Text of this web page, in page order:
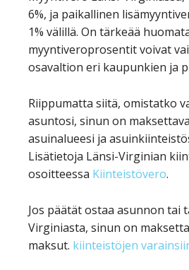
6%, ja paikallinen
1% välillä. On tärkeää
myyntiveroprosentit voivat
osavaltion eri kaupunkien ja
Riippumatta siitä, omistatko
asuntosi, sinun on
asuinalueesi ja
Lisätietoja Länsi-Virginian
osoitteessa Kiinteistövero.
Jos päätät ostaa asunnon tai
Virginiasta, sinun on
maksut. kiinteistöjen